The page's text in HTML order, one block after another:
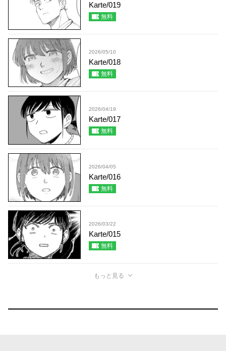
Karte/019
無料
2026/05/10
Karte/018
無料
2026/04/19
Karte/017
無料
2026/04/05
Karte/016
無料
2026/03/22
Karte/015
無料
もっと見る